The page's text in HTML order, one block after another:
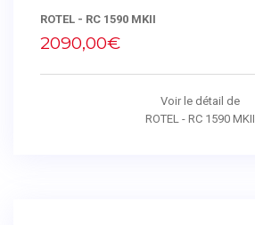
ROTEL - RC 1590 MKII
2090,00€
Voir le détail de
ROTEL - RC 1590 MKII